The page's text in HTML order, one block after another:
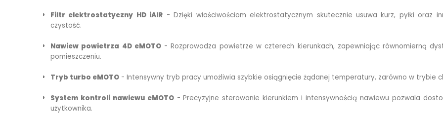
Filtr elektrostatyczny HD iAIR - Dzięki właściwościom elektrostatycznym skutecznie usuwa kurz, pyłki oraz
czystość.
Nawiew powietrza 4D eMOTO- Rozprowadza powietrze w czterech kierunkach, zapewniając równomierną
pomieszczeniu.
Tryb turbo eMOTO - Intensywny tryb pracy umożliwia szybkie osiągnięcie żądanej temperatury, zarówno w trybie
System kontroli nawiewu eMOTO- Precyzyjne sterowanie kierunkiem i intensywnością nawiewu pozwala
użytkownika.